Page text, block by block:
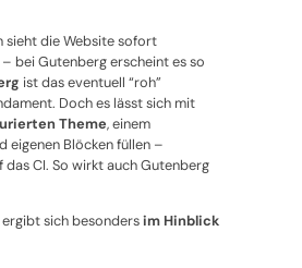
sieht die Website sofort
bei Gutenberg erscheint es so
ist das eventuell “roh”
Doch es lässt sich mit
Theme, einem
eigenen Blöcken füllen –
das CI. So wirkt auch Gutenberg
ergibt sich besondersim Hinblick